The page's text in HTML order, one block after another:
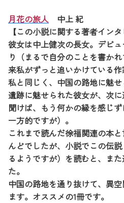
月花の旅人 中上 紀
【この小説に関する著者インタ
彼女は中上健次の長女。デビ
り（まるで自分のことを書か
来私がずっと追いかけている作
私と同じく、中国の路地に魅
遺跡に魅せられた彼女が、次
聞けば、もう何かの縁を感じ
一方的ですが）。
これまで読んだ徐福関連の本
んどでしたが、小説でこの伝
るようですが）を読むと、ま
た。
中国の路地を通り抜けて、異
ます。オススメの1冊です。